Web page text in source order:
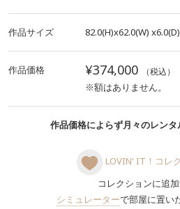
作品サイズ 82.0(H)x62.0(W)
作品価格 ¥374,000 （税込）
※額はありません。
作品価格によらず月々のレンタ
LOVIN' IT！コレ
コレクションに追加
シミュレーターで部屋に置い